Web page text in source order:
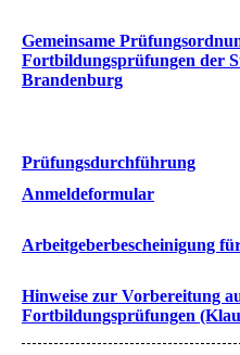
Gemeinsame
Fortbildungsprüfungen der
Brandenburg
Prüfungsdurchführung
Anmeldeformular
Arbeitgeberbescheinigung
Hinweise zur Vorbereitung
Fortbildungsprüfungen